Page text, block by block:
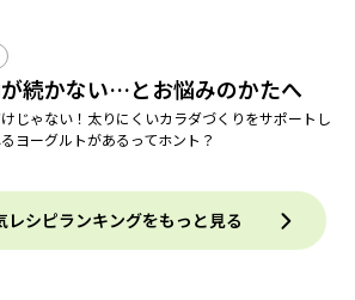
続かない…とお悩みのかたへ
じゃない！太りにくいカラダづくりをサポートし
ヨーグルトがあるってホント？
レシピランキングをもっと見る